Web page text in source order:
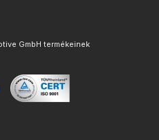
GmbH termékeinek